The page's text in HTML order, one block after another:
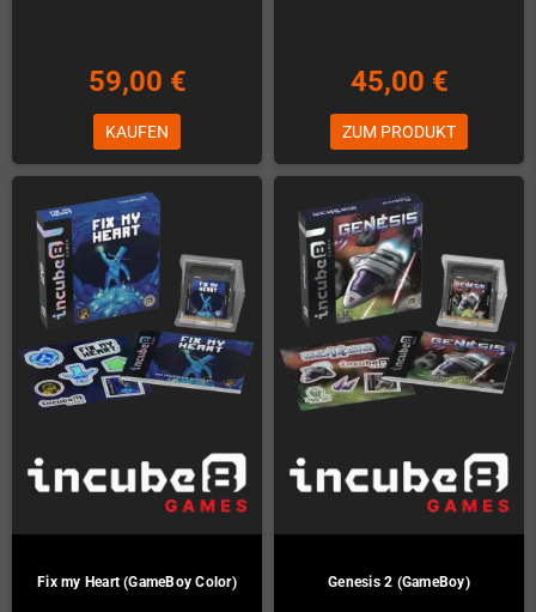
59,00 €
KAUFEN
45,00 €
ZUM PRODUKT
Fix my Heart (GameBoy Color) Genesis 2 (GameBoy)